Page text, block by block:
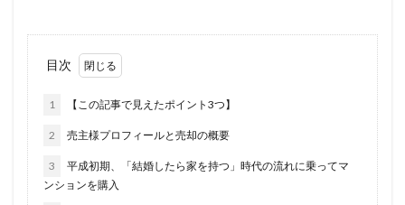
目次
1 【この記事で見えたポイント3つ】
2 売主様プロフィールと売却の概要
3
平成初期、「結婚したら家を持つ」時代の流れに乗ってマ
ンションを購入